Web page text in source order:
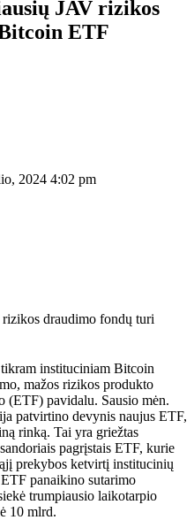
JAV rizikos
ETF
2024 4:02 pm
instituciniam Bitcoin
mažos rizikos produkto
(ETF) pavidalu. Sausio mėn.
patvirtino devynis naujus ETF,
rinką. Tai yra griežtas
pagrįstais ETF, kurie
prekybos ketvirtį institucinių
panaikino sutarimo
trumpiausio laikotarpio
10 mlrd.